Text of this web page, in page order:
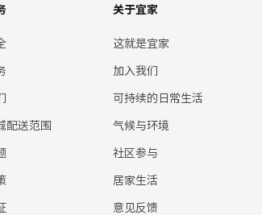
配送范围
关于宜家
这就是宜家
加入我们
可持续的日常生活
气候与环境
社区参与
居家生活
意见反馈